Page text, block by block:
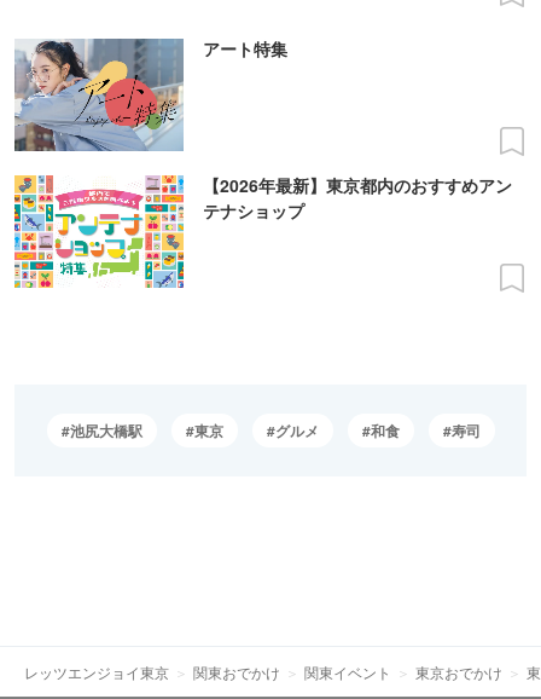
アート特集
【2026年最新】東京都内のおすすめアン
テナショップ
池尻大橋駅 東京 グルメ 和食 寿司
レッツエンジョイ東京 関東おでかけ 関東イベント 東京おでかけ